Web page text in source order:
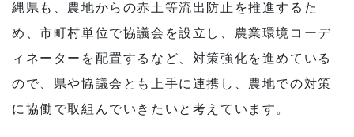
縄県も、農地からの赤土等流出防止を推進するた
め、市町村単位で協議会を設立し、農業環境コーデ
ィネーターを配置するなど、対策強化を進めている
ので、県や協議会とも上手に連携し、農地での対策
に協働で取組んでいきたいと考えています。